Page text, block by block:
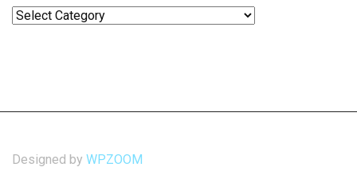
Categories
Designed by WPZOOM